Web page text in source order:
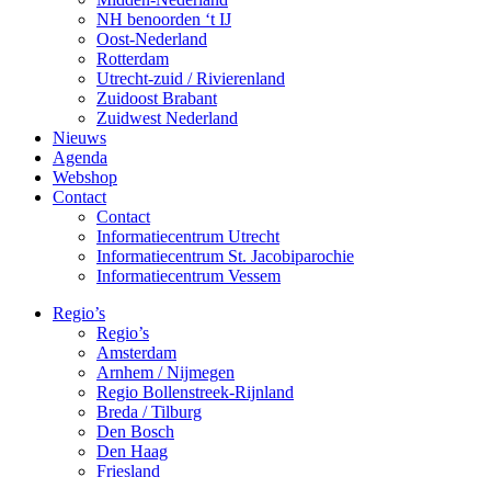
NH benoorden ‘t IJ
Oost-Nederland
Rotterdam
Utrecht-zuid / Rivierenland
Zuidoost Brabant
Zuidwest Nederland
Nieuws
Agenda
Webshop
Contact
Contact
Informatiecentrum Utrecht
Informatiecentrum St. Jacobiparochie
Informatiecentrum Vessem
Regio’s
Regio’s
Amsterdam
Arnhem / Nijmegen
Regio Bollenstreek-Rijnland
Breda / Tilburg
Den Bosch
Den Haag
Friesland